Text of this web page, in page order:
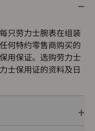
只劳力士腕表在组装
何特约零售商购买的
用保证。选购劳力士
士保用证的资料及日